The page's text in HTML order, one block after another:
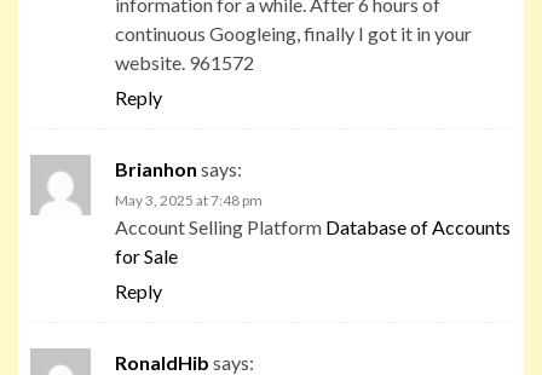
continuous Googleing, finally I got it in your
website. 961572
Reply
Brianhon says:
May 3, 2025 at 7:48 pm
Account Selling Platform Database of Accounts
for Sale
Reply
RonaldHib says: